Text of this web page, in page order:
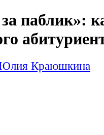
паблик»:
Краюшкина